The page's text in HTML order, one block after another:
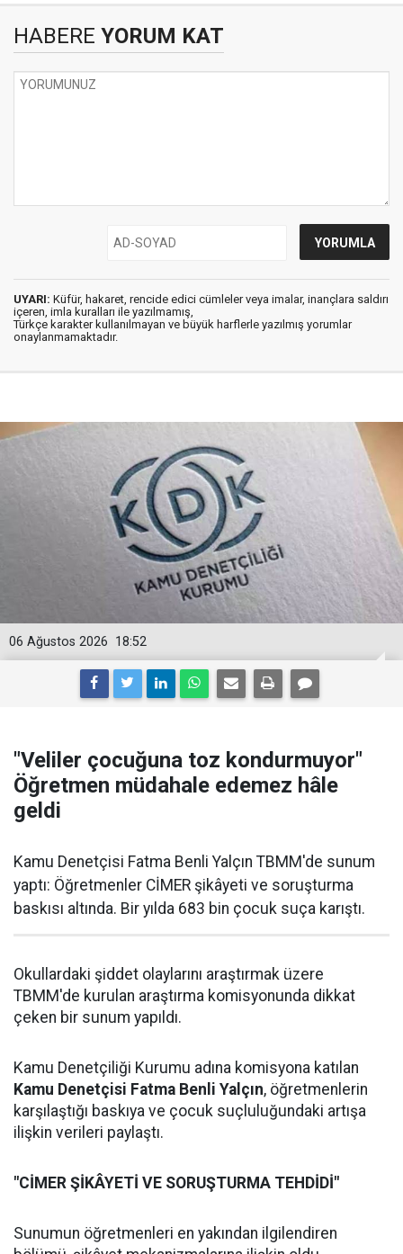
HABERE YORUM KAT
UYARI: Küfür, hakaret, rencide edici cümleler veya imalar, inançlara saldırı
içeren, imla kuralları ile yazılmamış,
Türkçe karakter kullanılmayan ve büyük harflerle yazılmış yorumlar
onaylanmamaktadır.
18:52
06 Ağustos 2026
"Veliler çocuğuna toz kondurmuyor"
Öğretmen müdahale edemez hâle
geldi
Kamu Denetçisi Fatma Benli Yalçın TBMM'de sunum
yaptı: Öğretmenler CİMER şikâyeti ve soruşturma
baskısı altında. Bir yılda 683 bin çocuk suça karıştı.
Okullardaki şiddet olaylarını araştırmak üzere
TBMM'de kurulan araştırma komisyonunda dikkat
çeken bir sunum yapıldı.
Kamu Denetçiliği Kurumu adına komisyona katılan
Kamu Denetçisi Fatma Benli Yalçın, öğretmenlerin
karşılaştığı baskıya ve çocuk suçluluğundaki artışa
ilişkin verileri paylaştı.
"CİMER ŞİKÂYETİ VE SORUŞTURMA TEHDİDİ"
Sunumun öğretmenleri en yakından ilgilendiren